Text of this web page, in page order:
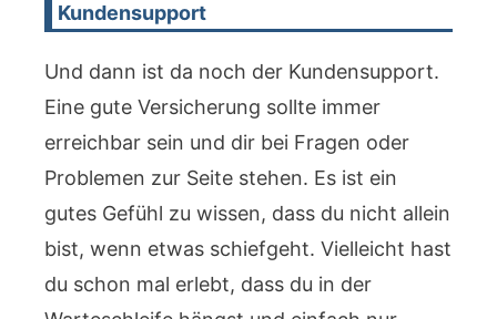
Kundensupport
Und dann ist da noch der Kundensupport.
Eine gute Versicherung sollte immer
erreichbar sein und dir bei Fragen oder
Problemen zur Seite stehen. Es ist ein
gutes Gefühl zu wissen, dass du nicht allein
bist, wenn etwas schiefgeht. Vielleicht hast
du schon mal erlebt, dass du in der